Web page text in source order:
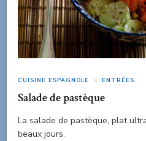
CUISINE ESPAGNOLE ENTRÉES
Salade de pastèque
La salade de pastèque, plat
beaux jours.